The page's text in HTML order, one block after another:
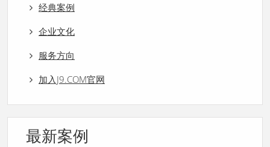
经典案例
企业文化
服务方向
加入J9.COM官网
最新案例